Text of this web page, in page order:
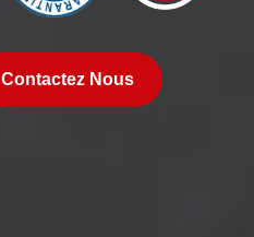
Contactez Nous